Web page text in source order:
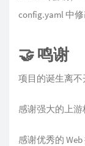
config.yaml 中修
🤝 鸣谢
项目的诞生离不
感谢强大的上游
感谢优秀的 Web